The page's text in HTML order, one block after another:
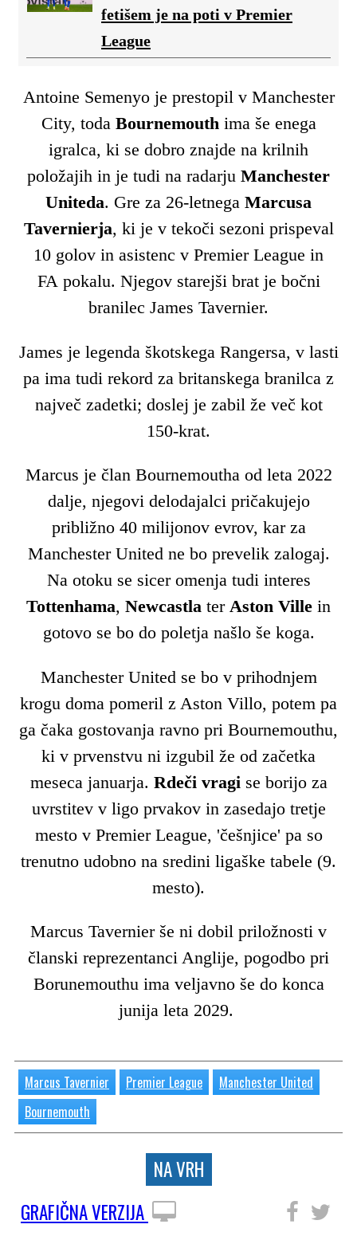
fetišem je na poti v Premier
League
Antoine Semenyo je prestopil v Manchester
City, toda Bournemouth ima še enega
igralca, ki se dobro znajde na krilnih
položajih in je tudi na radarju Manchester
Uniteda. Gre za 26-letnega Marcusa
Tavernierja, ki je v tekoči sezoni prispeval
10 golov in asistenc v Premier League in
FA pokalu. Njegov starejši brat je bočni
branilec James Tavernier.
James je legenda škotskega Rangersa, v lasti
pa ima tudi rekord za britanskega branilca z
največ zadetki; doslej je zabil že več kot
150-krat.
Marcus je član Bournemoutha od leta 2022
dalje, njegovi delodajalci pričakujejo
približno 40 milijonov evrov, kar za
Manchester United ne bo prevelik zalogaj.
Na otoku se sicer omenja tudi interes
Tottenhama, Newcastla ter Aston Ville in
gotovo se bo do poletja našlo še koga.
Manchester United se bo v prihodnjem
krogu doma pomeril z Aston Villo, potem pa
ga čaka gostovanja ravno pri Bournemouthu,
ki v prvenstvu ni izgubil že od začetka
meseca januarja. Rdeči vragi se borijo za
uvrstitev v ligo prvakov in zasedajo tretje
mesto v Premier League, 'češnjice' pa so
trenutno udobno na sredini ligaške tabele (9.
mesto).
Marcus Tavernier še ni dobil priložnosti v
članski reprezentanci Anglije, pogodbo pri
Borunemouthu ima veljavno še do konca
junija leta 2029.
Marcus Tavernier Premier League
Manchester United
Bournemouth
NA VRH
GRAFIČNA VERZIJA